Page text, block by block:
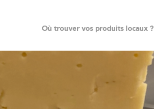
Où trouver vos produits locaux ?